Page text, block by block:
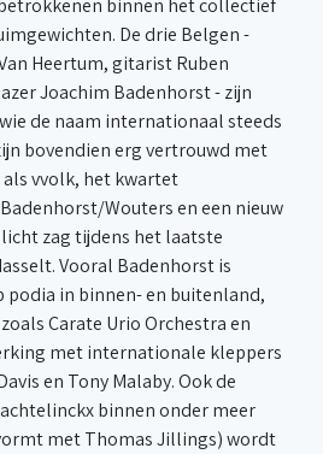
binnen het collectief
De drie Belgen -
Heertum, gitarist Ruben
Joachim Badenhorst - zijn
de naam internationaal steeds
bovendien erg vertrouwd met
vvolk, het kwartet
Wouters en een nieuw
zag tijdens het laatste
Vooral Badenhorst is
in binnen- en buitenland,
Carate Urio Orchestra en
met internationale kleppers
en Tony Malaby. Ook de
binnen onder meer
met Thomas Jillings) wordt